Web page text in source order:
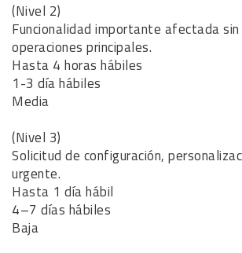
(Nivel 2)
Funcionalidad importante afectada
operaciones principales.
Hasta 4 horas hábiles
1-3 día hábiles
Media
(Nivel 3)
Solicitud de configuración,
urgente.
Hasta 1 día hábil
4–7 días hábiles
Baja